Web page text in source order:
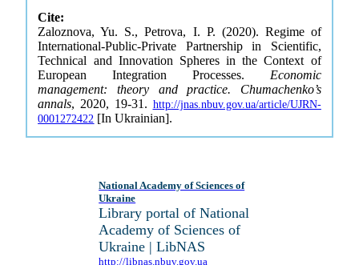
Cite:
Zaloznova, Yu. S., Petrova, I. P. (2020). Regime of
International-Public-Private Partnership in Scientific,
Technical and Innovation Spheres in the Context of
European Integration Processes. Economic
management: theory and practice. Chumachenko’s
annals, 2020, 19-31. http://jnas.nbuv.gov.ua/article/UJRN-
0001272422 [In Ukrainian].
National Academy of Sciences of
Ukraine
Library portal of National
Academy of Sciences of
Ukraine | LibNAS
http://libnas.nbuv.gov.ua